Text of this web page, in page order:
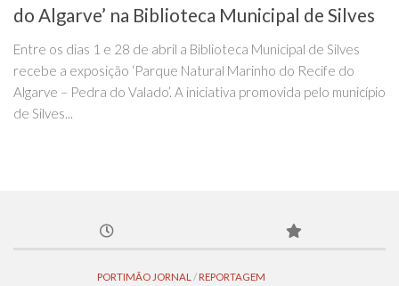
do Algarve’ na Biblioteca Municipal de Silves
Entre os dias 1 e 28 de abril a Biblioteca Municipal de Silves
recebe a exposição ‘Parque Natural Marinho do Recife do
Algarve – Pedra do Valado’. A iniciativa promovida pelo município
de Silves...
PORTIMÃO JORNAL / REPORTAGEM